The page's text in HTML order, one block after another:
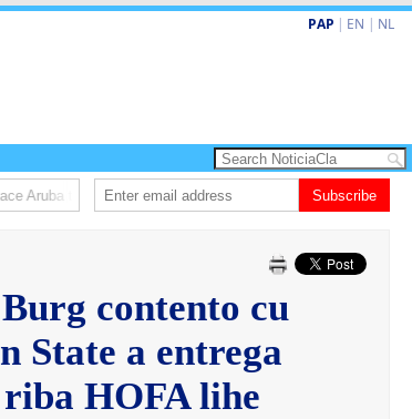
PAP | EN | NL
Aruba ta eleva turismo premium cu renobacion di US$106 miyon
Subscribe
contento cu
State a entrega
riba HOFA lihe